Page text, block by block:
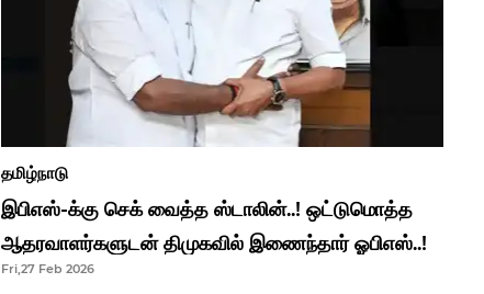
தமிழ்நாடு
இபிஎஸ்-க்கு செக் வைத்த ஸ்டாலின்..! ஒட்டுமொத்த
ஆதரவாளர்களுடன் திமுகவில் இணைந்தார் ஓபிஎஸ்..!
Fri,27 Feb 2026